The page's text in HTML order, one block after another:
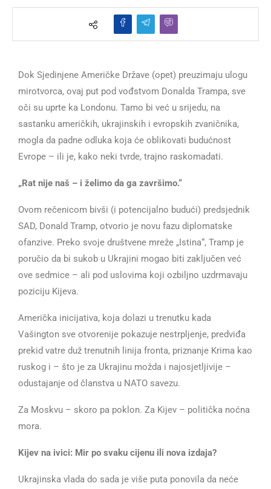
Dok Sjedinjene Američke Države (opet) preuzimaju ulogu
mirotvorca, ovaj put pod vođstvom Donalda Trampa, sve
oči su uprte ka Londonu. Tamo bi već u srijedu, na
sastanku američkih, ukrajinskih i evropskih zvaničnika,
mogla da padne odluka koja će oblikovati budućnost
Evrope – ili je, kako neki tvrde, trajno raskomadati.
„Rat nije naš – i želimo da ga završimo.“
Ovom rečenicom bivši (i potencijalno budući) predsjednik
SAD, Donald Tramp, otvorio je novu fazu diplomatske
ofanzive. Preko svoje društvene mreže „Istina“, Tramp je
poručio da bi sukob u Ukrajini mogao biti zaključen već
ove sedmice – ali pod uslovima koji ozbiljno uzdrmavaju
poziciju Kijeva.
Američka inicijativa, koja dolazi u trenutku kada
Vašington sve otvorenije pokazuje nestrpljenje, predviđa
prekid vatre duž trenutnih linija fronta, priznanje Krima kao
ruskog i – što je za Ukrajinu možda i najosjetljivije –
odustajanje od članstva u NATO savezu.
Za Moskvu – skoro pa poklon. Za Kijev – politička noćna
mora.
Kijev na ivici: Mir po svaku cijenu ili nova izdaja?
Ukrajinska vlada do sada je više puta ponovila da neće